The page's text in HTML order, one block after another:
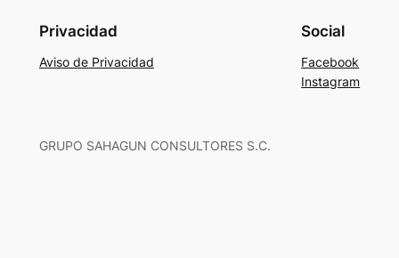
Privacidad
Aviso de Privacidad
Social
Facebook
Instagram
GRUPO SAHAGUN CONSULTORES S.C.